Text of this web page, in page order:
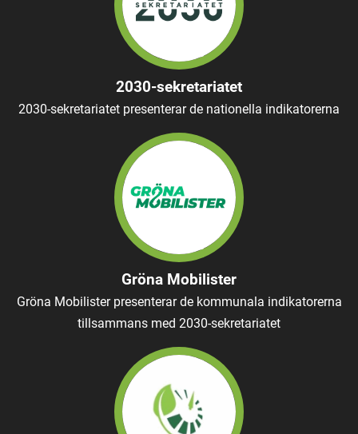
2030-sekretariatet
2030-sekretariatet presenterar de nationella indikatorerna
Gröna Mobilister
Gröna Mobilister presenterar de kommunala indikatorerna
tillsammans med 2030-sekretariatet